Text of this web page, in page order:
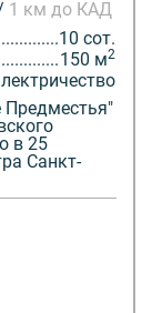
1 км до КАД
10 сот.
150 м2
в 25
Санкт-